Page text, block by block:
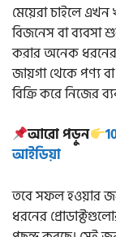
মেয়েরা চাইলে
বিজনেস বা ব্যবসা
করার অনেক ধরনের
জায়গা থেকে পণ্য
বিক্রি করে নিজের
আরো পড়ুন
আইডিয়া
তবে সফল হওয়ার
ধরনের